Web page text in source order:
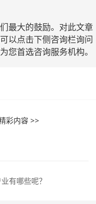
最大的鼓励。对此文章
以点击下侧咨询栏询问
您首选咨询服务机构。
彩内容 >>
有哪些呢？